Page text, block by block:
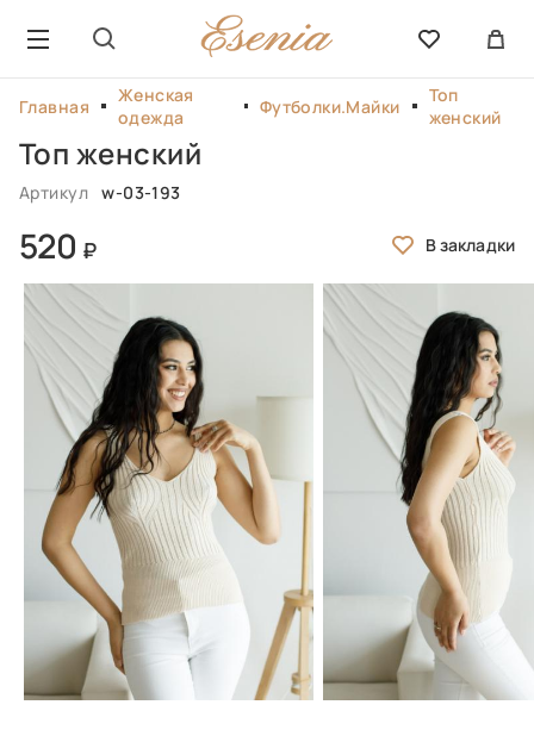
Главная
Женская
одежда
Футболки.Майки
Топ
женский
Топ женский
Артикул w-03-193
520